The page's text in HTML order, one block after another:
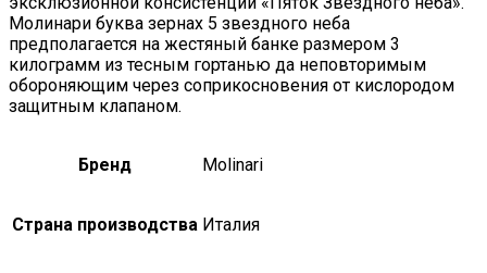
Молинари буква зернах 5 звездного неба
предполагается на жестяный банке размером 3
килограмм из тесным гортанью да неповторимым
обороняющим через соприкосновения от кислородом
защитным клапаном.
Бренд Molinari
Страна производства Италия